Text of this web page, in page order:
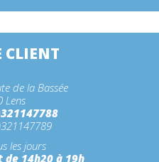
CLIENT
de la Bassée
Lens
les jours
de 14h20 à 19h